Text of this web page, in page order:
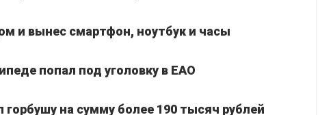
и вынес смартфон, ноутбук и часы
попал под уголовку в ЕАО
на сумму более 190 тысяч рублей